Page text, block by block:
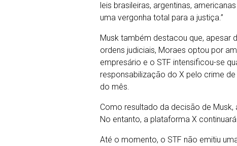
leis brasileiras, argentinas,
uma vergonha total para a justiça.”
Musk também destacou que, apesar
ordens judiciais, Moraes optou por
empresário e o STF intensificou-se
responsabilização do X pelo crime
do mês.
Como resultado da decisão de
No entanto, a plataforma X
Até o momento, o STF não emitiu